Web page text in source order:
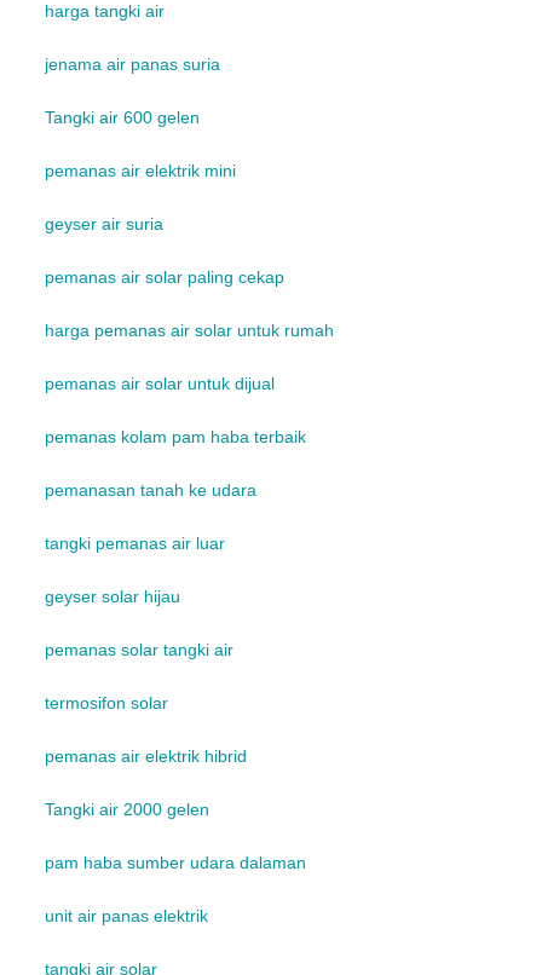
harga tangki air
jenama air panas suria
Tangki air 600 gelen
pemanas air elektrik mini
geyser air suria
pemanas air solar paling cekap
harga pemanas air solar untuk rumah
pemanas air solar untuk dijual
pemanas kolam pam haba terbaik
pemanasan tanah ke udara
tangki pemanas air luar
geyser solar hijau
pemanas solar tangki air
termosifon solar
pemanas air elektrik hibrid
Tangki air 2000 gelen
pam haba sumber udara dalaman
unit air panas elektrik
tangki air solar